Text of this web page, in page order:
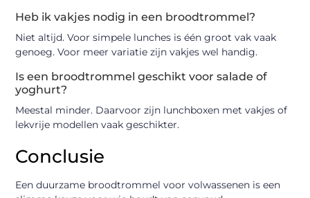
Heb ik vakjes nodig in een broodtrommel?
Niet altijd. Voor simpele lunches is één groot vak vaak
genoeg. Voor meer variatie zijn vakjes wel handig.
Is een broodtrommel geschikt voor salade of
yoghurt?
Meestal minder. Daarvoor zijn lunchboxen met vakjes of
lekvrije modellen vaak geschikter.
Conclusie
Een duurzame broodtrommel voor volwassenen is een